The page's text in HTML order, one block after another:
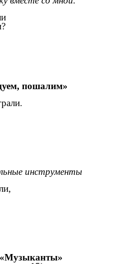
пошалим»
инструменты